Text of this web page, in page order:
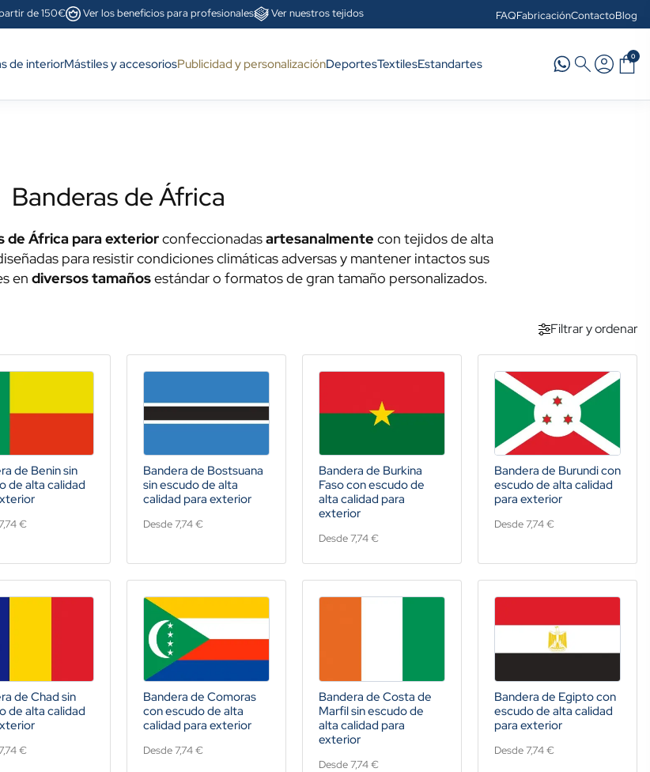
de 150€ Ver los beneficios para profesionales Ver nuestros tejidos FAQFabricaciónContactoBlog
de interiorMástiles y accesoriosPublicidad y personalizaciónDeportesTextilesEstandartes 0
Banderas de África
de África para exteriorconfeccionadasartesanalmente con tejidos de alta
para resistir condiciones climáticas adversas y mantener intactos sus
en diversos tamañosestándar o formatos de gran tamaño personalizados.
Filtrar y ordenar
de Benin sin
de alta calidad
€
Bandera de Bostsuana
sin escudo de alta
calidad para exterior
Desde 7,74 €
Bandera de Burkina
Faso con escudo de
alta calidad para
exterior
Desde 7,74 €
Bandera de Burundi con
escudo de alta calidad
para exterior
Desde 7,74 €
de Chad sin
de alta calidad
€
Bandera de Comoras
con escudo de alta
calidad para exterior
Desde 7,74 €
Bandera de Costa de
Marfil sin escudo de
alta calidad para
exterior
Desde 7,74 €
Bandera de Egipto con
escudo de alta calidad
para exterior
Desde 7,74 €